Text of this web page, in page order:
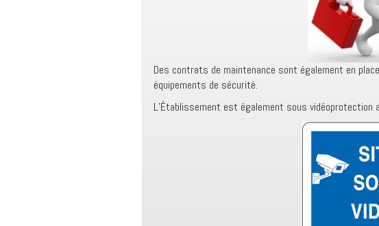
Des contrats de maintenance sont également en
équipements de sécurité.
L’Établissement est également sous